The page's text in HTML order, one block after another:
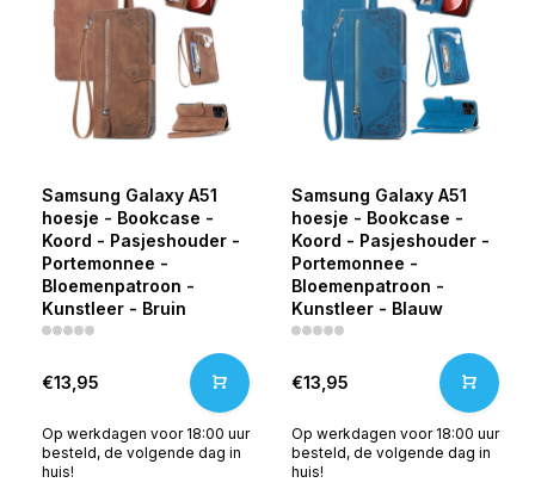
Samsung Galaxy A51
hoesje - Bookcase -
Koord - Pasjeshouder -
Portemonnee -
Bloemenpatroon -
Kunstleer - Bruin
€13,95
Op werkdagen voor 18:00 uur
besteld, de volgende dag in
huis!
Samsung Galaxy A51
hoesje - Bookcase -
Koord - Pasjeshouder -
Portemonnee -
Bloemenpatroon -
Kunstleer - Blauw
€13,95
Op werkdagen voor 18:00 uur
besteld, de volgende dag in
huis!